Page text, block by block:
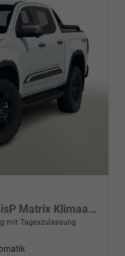
PanAmericana PanAm AHK AssisP Matrix Klimaaut 18"LM
mit Tageszulassung